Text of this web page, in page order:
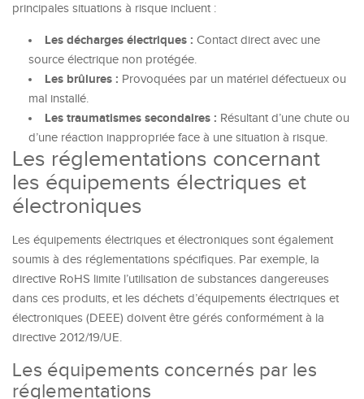
principales situations à risque incluent :
Les décharges électriques : Contact direct avec une
source électrique non protégée.
Les brûlures : Provoquées par un matériel défectueux ou
mal installé.
Les traumatismes secondaires : Résultant d’une chute ou
d’une réaction inappropriée face à une situation à risque.
Les réglementations concernant
les équipements électriques et
électroniques
Les équipements électriques et électroniques sont également
soumis à des réglementations spécifiques. Par exemple, la
directive RoHS limite l’utilisation de substances dangereuses
dans ces produits, et les déchets d’équipements électriques et
électroniques (DEEE) doivent être gérés conformément à la
directive 2012/19/UE.
Les équipements concernés par les
réglementations